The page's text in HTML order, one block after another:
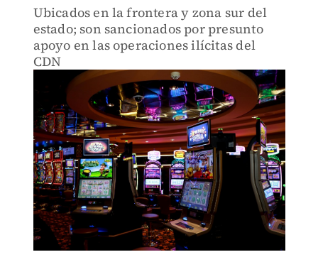
Ubicados en la frontera y zona sur del
estado; son sancionados por presunto
apoyo en las operaciones ilícitas del
CDN